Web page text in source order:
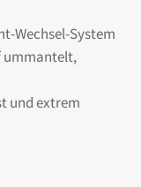
Wechsel-System
ummantelt,
und extrem